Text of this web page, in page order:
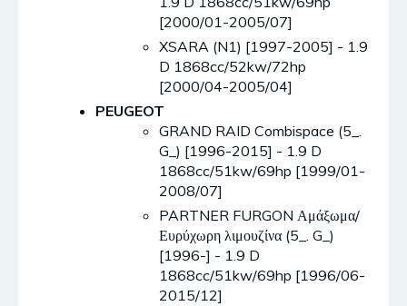
[2000/01-2005/07]
XSARA (N1) [1997-2005] - 1.9
D 1868cc/52kw/72hp
[2000/04-2005/04]
PEUGEOT
GRAND RAID Combispace (5_.
G_) [1996-2015] - 1.9 D
1868cc/51kw/69hp [1999/01-
2008/07]
PARTNER FURGON Αμάξωμα/
Ευρύχωρη λιμουζίνα (5_. G_)
[1996-] - 1.9 D
1868cc/51kw/69hp [1996/06-
2015/12]